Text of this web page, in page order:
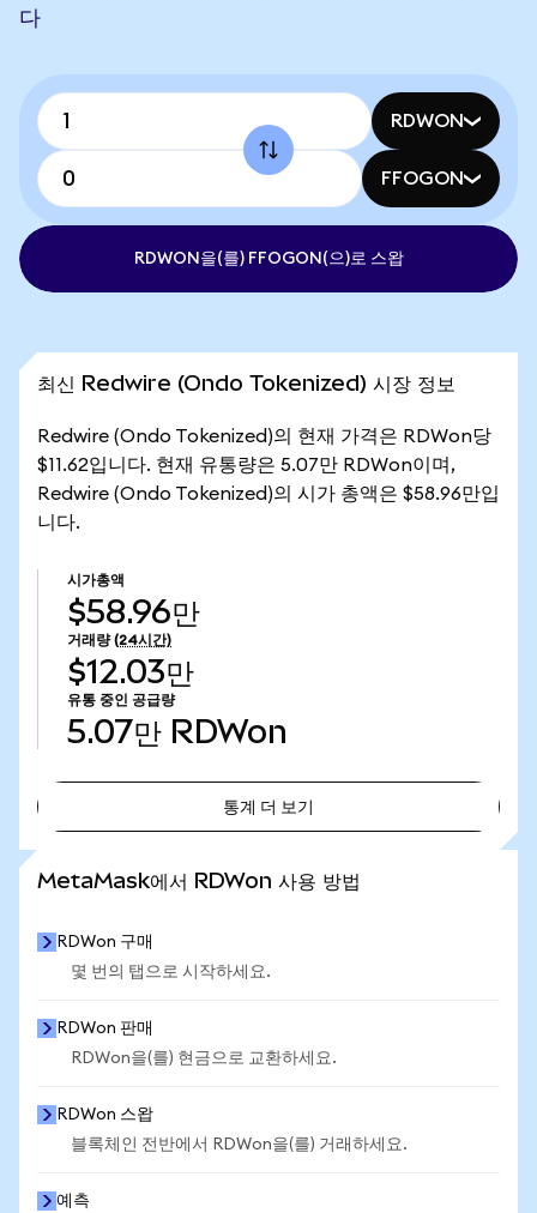
다
RDWON
FFOGON
RDWON을(를) FFOGON(으)로 스왑
최신 Redwire (Ondo Tokenized) 시장 정보
Redwire (Ondo Tokenized)의 현재 가격은 RDWon당
$11.62입니다. 현재 유통량은 5.07만 RDWon이며,
Redwire (Ondo Tokenized)의 시가 총액은 $58.96만입
니다.
시가총액
$58.96만
거래량 (24시간)
$12.03만
유통 중인 공급량
5.07만 RDWon
통계 더 보기
MetaMask에서 RDWon 사용 방법
RDWon 구매
몇 번의 탭으로 시작하세요.
RDWon 판매
RDWon을(를) 현금으로 교환하세요.
RDWon 스왑
블록체인 전반에서 RDWon을(를) 거래하세요.
예측